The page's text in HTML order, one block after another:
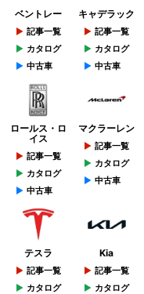
ベントレー
記事一覧
カタログ
中古車
キャデラック
記事一覧
カタログ
中古車
ロールス・ロ
イス
記事一覧
カタログ
中古車
マクラーレン
記事一覧
カタログ
中古車
テスラ
記事一覧
カタログ
Kia
記事一覧
カタログ